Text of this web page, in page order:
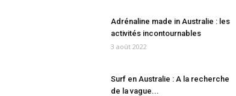
Adrénaline made in Australie : les
activités incontournables
3 août 2022
Surf en Australie : A la recherche
de la vague...